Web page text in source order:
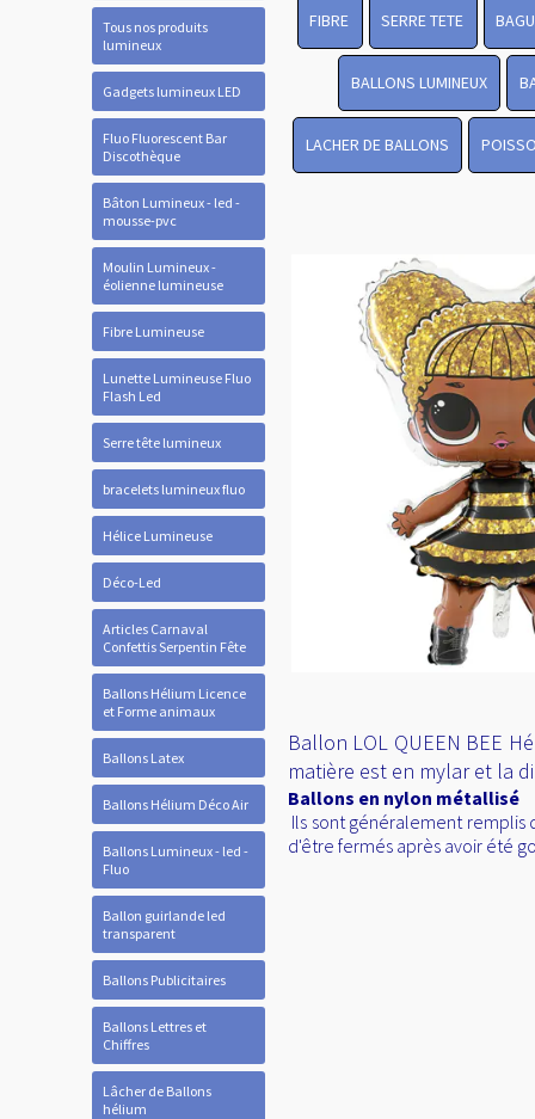
Tous nos produits
lumineux
Gadgets lumineux LED
Fluo Fluorescent Bar
Discothèque
Bâton Lumineux - led -
mousse-pvc
Moulin Lumineux -
éolienne lumineuse
Fibre Lumineuse
Lunette Lumineuse Fluo
Flash Led
Serre tête lumineux
bracelets lumineux fluo
Hélice Lumineuse
Déco-Led
Articles Carnaval
Confettis Serpentin Fête
Ballons Hélium Licence
et Forme animaux
Ballons Latex
Ballons Hélium Déco Air
Ballons Lumineux - led -
Fluo
Ballon guirlande led
transparent
Ballons Publicitaires
Ballons Lettres et
Chiffres
Lâcher de Ballons
hélium
FIBRE SERRE TETE
BALLONS LUMINEUX
LACHER DE BALLONS
Ballon LOL QUEEN BEE
matière est en mylar et la
Ballons en nylon métallisé
Ils sont généralement remplis
d'être fermés après avoir été